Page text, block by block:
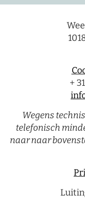
+
Wegens
telefonisch
naar naar